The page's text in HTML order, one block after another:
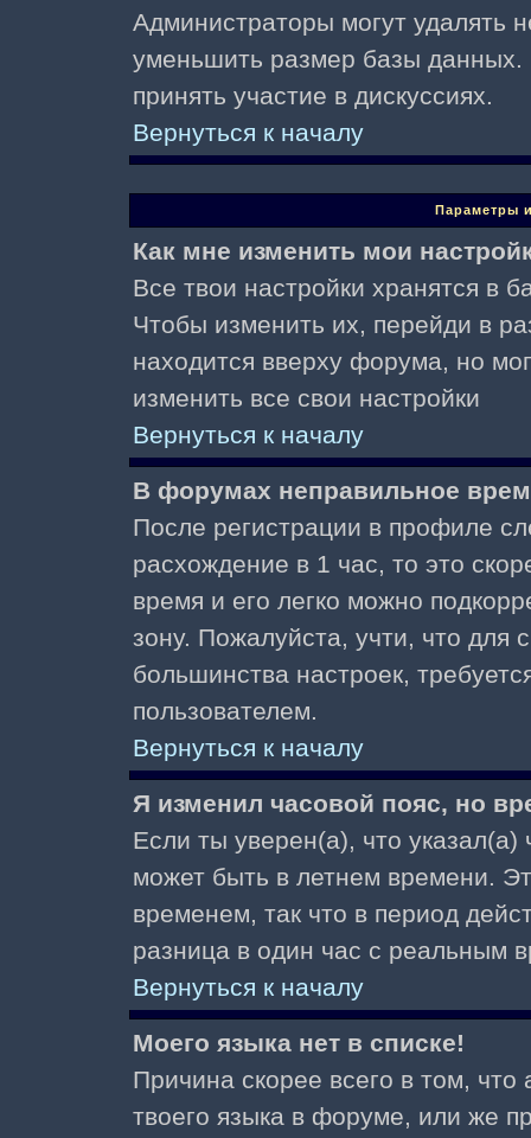
Администраторы могут удалять
уменьшить размер базы данных.
принять участие в дискуссиях.
Вернуться к началу
Параметры
Как мне изменить мои
Все твои настройки хранятся в
Чтобы изменить их, перейди в
находится вверху форума, но
изменить все свои настройки
Вернуться к началу
В форумах неправильное
После регистрации в профиле
расхождение в 1 час, то это
время и его легко можно
зону. Пожалуйста, учти, что для
большинства настроек,
пользователем.
Вернуться к началу
Я изменил часовой пояс, но
Если ты уверен(а), что
может быть в летнем времени.
временем, так что в период
разница в один час с реальным
Вернуться к началу
Моего языка нет в списке!
Причина скорее всего в том,
твоего языка в форуме, или же